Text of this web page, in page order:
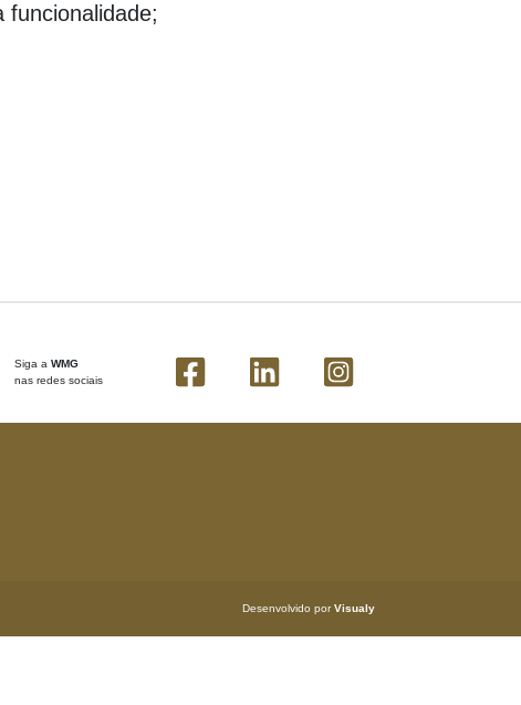
Siga aWMG
nas redes sociais
Desenvolvido porVisualy